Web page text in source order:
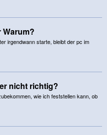
irgendwann starte, bleibt der pc im
nicht richtig?
wie ich feststellen kann, ob